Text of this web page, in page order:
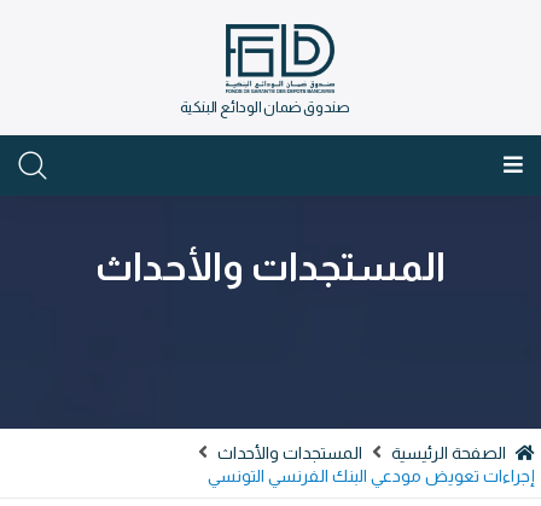
صندوق ضمان الودائع البنكية
المستجدات والأحداث
الصفحة الرئيسية
المستجدات والأحداث
تعويض مودعي البنك الفرنسي التونسي